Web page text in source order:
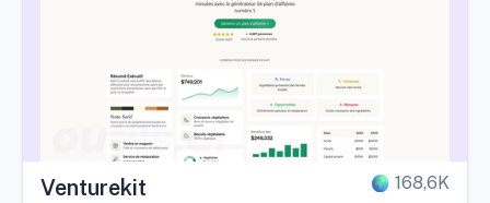
Venturekit 168,6K